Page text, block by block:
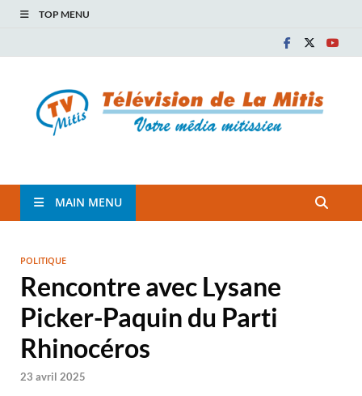
TOP MENU
TVM
MAIN MENU
POLITIQUE
Rencontre avec Lysane
Picker-Paquin du Parti
Rhinocéros
23 avril 2025